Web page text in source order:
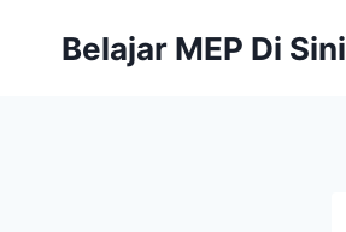
Belajar MEP Di Sini